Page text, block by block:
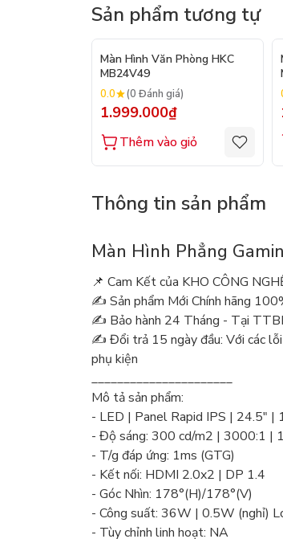
Sản phẩm tương tự
Màn Hình Văn Phòng HKC
MB24V49
0.0 (0 Đánh giá)
1.999.000₫
Thêm vào giỏ
Thông tin sản phẩm
Màn Hình Phẳng
📌 Cam Kết của KHO CÔNG
✍️ Sản phẩm Mới Chính hãng
✍️ Bảo hành 24 Tháng - Tại
✍️ Đổi trả 15 ngày đầu: Với các lỗi
phụ kiện
______________________
Mô tả sản phẩm:
- LED | Panel Rapid IPS | 24.5"
- Độ sáng: 300 cd/m2 | 3000:1 |
- T/g đáp ứng: 1ms (GTG)
- Kết nối: HDMI 2.0x2 | DP 1.4
- Góc Nhìn: 178°(H)/178°(V)
- Công suất: 36W | 0.5W (nghỉ)
- Tùy chỉnh linh hoạt: NA